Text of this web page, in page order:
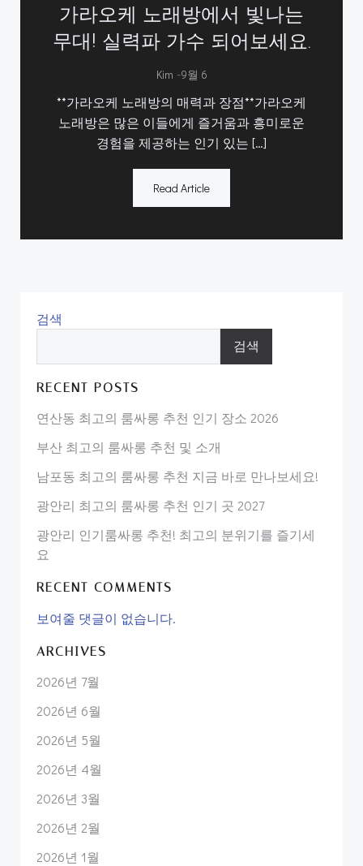
가라오케 노래방에서 빛나는
무대! 실력파 가수 되어보세요.
Kim -9월 6
**가라오케 노래방의 매력과 장점**가라오케
노래방은 많은 이들에게 즐거움과 흥미로운
경험을 제공하는 인기 있는 […]
Read Article
검색
검색
RECENT POSTS
연산동 최고의 룸싸롱 추천 인기 장소 2026
부산 최고의 룸싸롱 추천 및 소개
남포동 최고의 룸싸롱 추천 지금 바로 만나보세요!
광안리 최고의 룸싸롱 추천 인기 곳 2027
광안리 인기룸싸롱 추천! 최고의 분위기를 즐기세
요
RECENT COMMENTS
보여줄 댓글이 없습니다.
ARCHIVES
2026년 7월
2026년 6월
2026년 5월
2026년 4월
2026년 3월
2026년 2월
2026년 1월